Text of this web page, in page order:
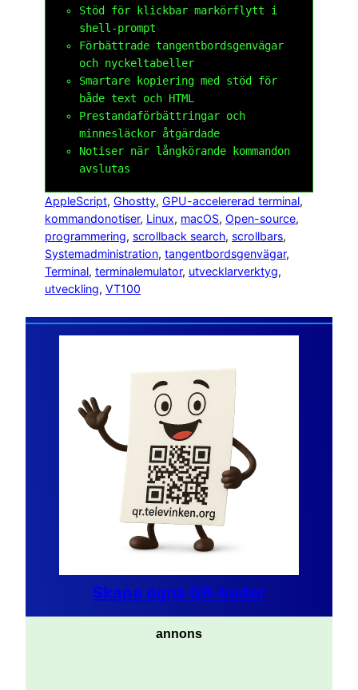
Stöd för klickbar markörflytt i
shell-prompt
Förbättrade tangentbordsgenvägar
och nyckeltabeller
Smartare kopiering med stöd för
både text och HTML
Prestandaförbättringar och
minnesläckor åtgärdade
Notiser när långkörande kommandon
avslutas
AppleScript, Ghostty, GPU-accelererad terminal
kommandonotiser, Linux, macOS, Open-source
programmering, scrollback search, scrollbars
Systemadministration, tangentbordsgenvägar
Terminal, terminalemulator, utvecklarverktyg
utveckling, VT100
Skapa egna QR-koder
annons